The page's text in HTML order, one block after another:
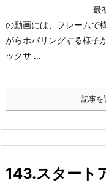
最
の動画には、フレームで
がらホバリングする様子
ックサ ...
記事を
143.スタート